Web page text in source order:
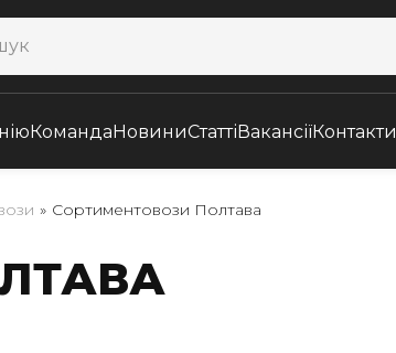
КомандаНовиниСтаттіВакансіїКонтакти
» Сортиментовози Полтава